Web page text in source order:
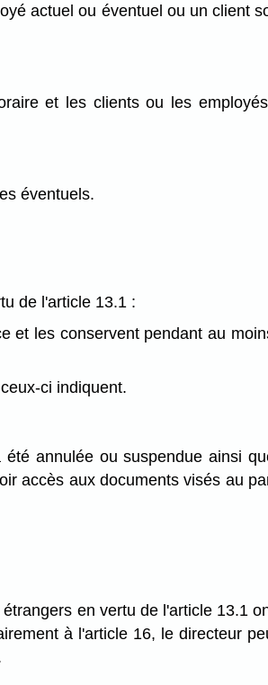
actuel ou éventuel ou un client
et les clients ou les
éventuels.
de l'article 13.1 :
et les conservent pendant au
ci indiquent.
annulée ou suspendue ainsi
accès aux documents visés au
en vertu de l'article 13.1
à l'article 16, le directeur